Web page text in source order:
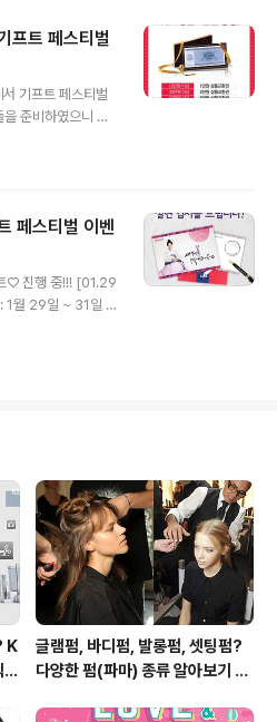
프트 페스티벌
기프트 페스티벌
준비하였으니 많
월 28일 - 대상 : 서
시하면, 에나멜 파
! - 기간 : 2월 22일
4. '영화 예매권' 증
- 기간 : 2월 22일 ~
원 20만원 이상..
페스티벌 이벤
♡ 진행 중!!! [01.29
1월 29일 ~ 31일 -
회원 20만원 이
~ 1월 31일 - 대
이상 구매고객 영
: 1월 29일 ~ 2월
K
글램펌, 바디펌, 발롱펌, 셋팅펌?
다양한 펌(파마) 종류 알아보기 여